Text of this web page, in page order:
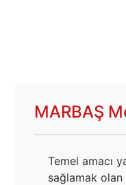
MARBAŞ
Temel amacı
sağlamak